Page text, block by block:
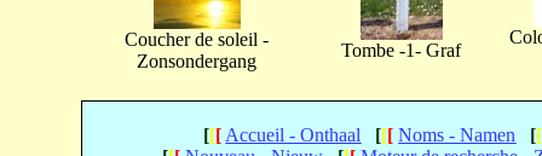
Coucher de soleil -
Zonsondergang
Tombe -1- Graf
[[[ Accueil - Onthaal [[[ Noms - Namen [[